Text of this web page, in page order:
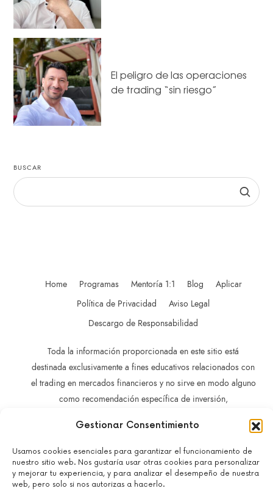
Gestionar Consentimiento
Usamos cookies esenciales para garantizar el funcionamiento de
nuestro sitio web. Nos gustaría usar otras cookies para personalizar
y mejorar tu experiencia, y para analizar el desempeño de nuestra
web, pero solo si nos autorizas a hacerlo.
El peligro de las operaciones
de trading “sin riesgo”
BUSCAR
Home Programas Mentoría 1:1 Blog
Aplicar
Política de Privacidad
Aviso Legal
Descargo de Responsabilidad
Toda la información proporcionada en este sitio está
destinada exclusivamente a fines educativos relacionados con
el trading en mercados financieros y no sirve en modo alguno
como recomendación específica de inversión,
inversión o recomendación general similar en relación con el
trading de instrumentos de inversión.
La información contenida en este sitio no está dirigida a
residentes en ningún país o jurisdicción en los que dicha